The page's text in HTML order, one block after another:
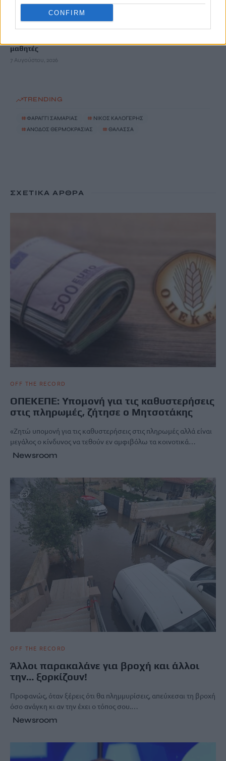
CONFIRM
Μακελειό με 8 νεκρούς στην Ταϊλάνδη: Ο δράστης σκότωσε
μαθητές
7 Αυγούστου, 2026
TRENDING
#ΦΑΡΑΓΓΙ ΣΑΜΑΡΙΑΣ # ΝΙΚΟΣ ΚΑΛΟΓΕΡΗΣ
# ΑΝΟΔΟΣ ΘΕΡΜΟΚΡΑΣΙΑΣ # ΘΑΛΑΣΣΑ
ΣΧΕΤΙΚΆ ΆΡΘΡΑ
OFF THE RECORD
ΟΠΕΚΕΠΕ: Υπομονή για τις καθυστερήσεις
στις πληρωμές, ζήτησε ο Μητσοτάκης
«Ζητώ υπομονή για τις καθυστερήσεις στις πληρωμές αλλά είναι
μεγάλος ο κίνδυνος να τεθούν εν αμφιβόλω τα κοινοτικά…
Newsroom
OFF THE RECORD
Άλλοι παρακαλάνε για βροχή και άλλοι
την… ξορκίζουν!
Προφανώς, όταν ξέρεις ότι θα πλημμυρίσεις, απεύχεσαι τη βροχή
όσο ανάγκη κι αν την έχει ο τόπος σου.…
Newsroom